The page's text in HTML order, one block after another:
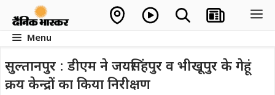
contentMenu
सुल्तानपुर : डीएम ने जयसिंहपुर व भीखूपुर के गेहूं
क्रय केन्द्रों का किया निरीक्षण